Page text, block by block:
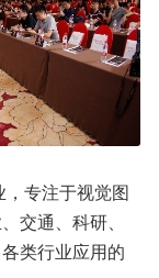
专注于视觉图
交通、科研、
类行业应用的